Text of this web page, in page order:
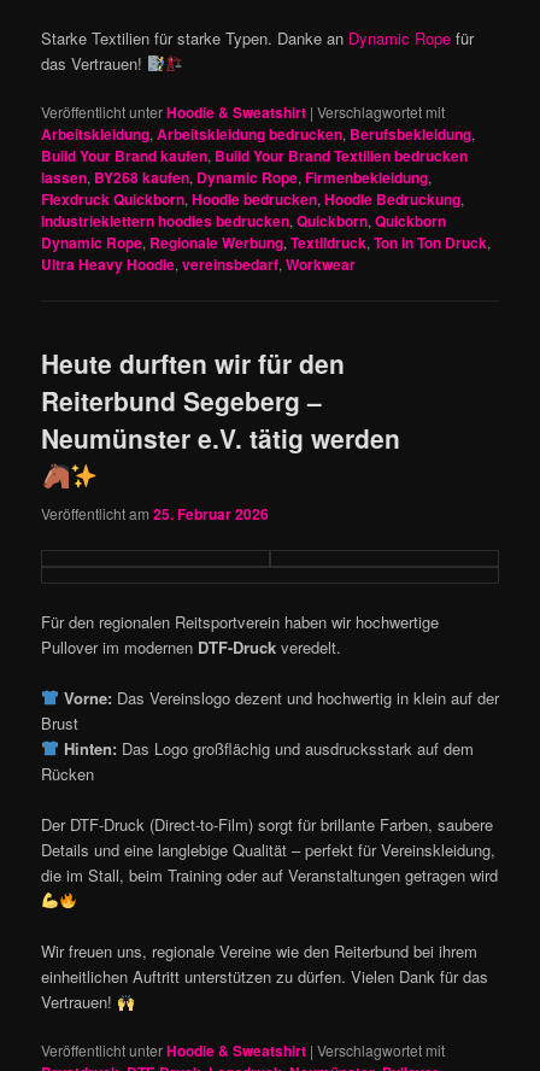
Starke Textilien für starke Typen. Danke an Dynamic Rope für
das Vertrauen!
Veröffentlicht unterHoodie & Sweatshirt |Verschlagwortet mit
Arbeitskleidung,Arbeitskleidung bedrucken, Berufsbekleidung,
Build Your Brand kaufen, Build Your Brand Textilien bedrucken
lassen, BY268 kaufen, Dynamic Rope,Firmenbekleidung,
Flexdruck Quickborn,Hoodie bedrucken,Hoodie Bedruckung,
Industrieklettern hoodies bedrucken,Quickborn,Quickborn
Dynamic Rope, Regionale Werbung,Textildruck,Ton in Ton Druck,
Ultra Heavy Hoodie,vereinsbedarf,Workwear
Heute durften wir für den
Reiterbund Segeberg –
Neumünster e.V. tätig werden
Veröffentlicht am25. Februar 2026
Für den regionalen Reitsportverein haben wir hochwertige
Pullover im modernen DTF-Druck veredelt.
Vorne: Das Vereinslogo dezent und hochwertig in klein auf der
Brust
Hinten: Das Logo großflächig und ausdrucksstark auf dem
Rücken
Der DTF-Druck (Direct-to-Film) sorgt für brillante Farben, saubere
Details und eine langlebige Qualität – perfekt für Vereinskleidung,
die im Stall, beim Training oder auf Veranstaltungen getragen wird
Wir freuen uns, regionale Vereine wie den Reiterbund bei ihrem
einheitlichen Auftritt unterstützen zu dürfen. Vielen Dank für das
Vertrauen!
Veröffentlicht unterHoodie & Sweatshirt |Verschlagwortet mit